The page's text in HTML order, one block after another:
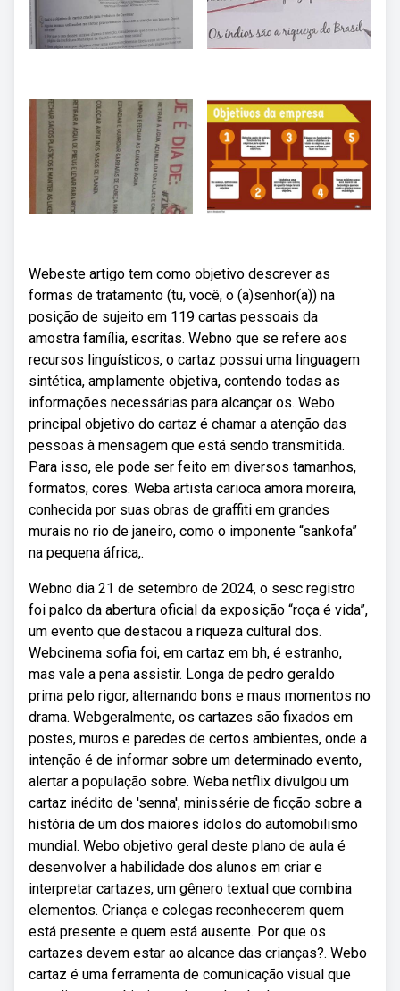
Webeste artigo tem como objetivo descrever as
formas de tratamento (tu, você, o (a)senhor(a)) na
posição de sujeito em 119 cartas pessoais da
amostra família, escritas. Webno que se refere aos
recursos linguísticos, o cartaz possui uma linguagem
sintética, amplamente objetiva, contendo todas as
informações necessárias para alcançar os. Webo
principal objetivo do cartaz é chamar a atenção das
pessoas à mensagem que está sendo transmitida.
Para isso, ele pode ser feito em diversos tamanhos,
formatos, cores. Weba artista carioca amora moreira,
conhecida por suas obras de graffiti em grandes
murais no rio de janeiro, como o imponente “sankofa”
na pequena áfrica,.
Webno dia 21 de setembro de 2024, o sesc registro
foi palco da abertura oficial da exposição “roça é vida”,
um evento que destacou a riqueza cultural dos.
Webcinema sofia foi, em cartaz em bh, é estranho,
mas vale a pena assistir. Longa de pedro geraldo
prima pelo rigor, alternando bons e maus momentos no
drama. Webgeralmente, os cartazes são fixados em
postes, muros e paredes de certos ambientes, onde a
intenção é de informar sobre um determinado evento,
alertar a população sobre. Weba netflix divulgou um
cartaz inédito de 'senna', minissérie de ficção sobre a
história de um dos maiores ídolos do automobilismo
mundial. Webo objetivo geral deste plano de aula é
desenvolver a habilidade dos alunos em criar e
interpretar cartazes, um gênero textual que combina
elementos. Criança e colegas reconhecerem quem
está presente e quem está ausente. Por que os
cartazes devem estar ao alcance das crianças?. Webo
cartaz é uma ferramenta de comunicação visual que